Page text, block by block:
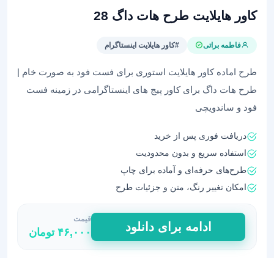
کاور هایلایت طرح هات داگ 28
فاطمه براتی #کاور هایلایت اینستاگرام
طرح اماده کاور هایلایت استوری برای فست فود به صورت خام |
طرح هات داگ برای کاور پیج های اینستاگرامی در زمینه فست
فود و ساندویچی
دریافت فوری پس از خرید
استفاده سریع و بدون محدودیت
طرح‌های حرفه‌ای و آماده برای چاپ
امکان تغییر رنگ، متن و جزئیات طرح
کاور
هایلایت
طرح
ادامه برای دانلود
قیمت
۴۶,۰۰۰ تومان